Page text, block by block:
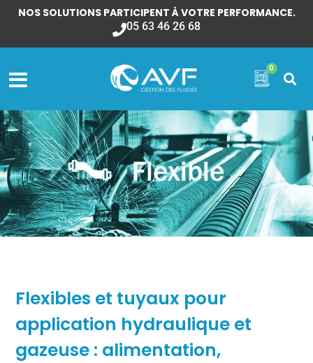
NOS SOLUTIONS PARTICIPENT À VOTRE PERFORMANCE.
05 63 46 26 68
0
Flexibles et tuyaux pour
application hydraulique et
gazeuse : alimentation,